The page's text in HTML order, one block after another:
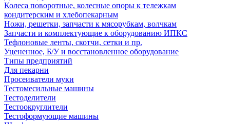
Колеса поворотные, колесные опоры к тележкам
кондитерским и хлебопекарным
Ножи, решетки, запчасти к мясорубкам, волчкам
Запчасти и комплектующие к оборудованию ИПКС
Тефлоновые ленты, скотчи, сетки и пр.
Уцененное, Б/У и восстановленное оборудование
Типы предприятий
Для пекарни
Просеиватели муки
Тестомесильные машины
Тестоделители
Тестоокруглители
Тестоформующие машины